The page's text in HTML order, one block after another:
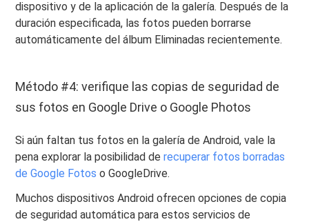
dispositivo y de la aplicación de la galería. Después de la
duración especificada, las fotos pueden borrarse
automáticamente del álbum Eliminadas recientemente.
Método #4: verifique las copias de seguridad de
sus fotos en Google Drive o Google Photos
Si aún faltan tus fotos en la galería de Android, vale la
pena explorar la posibilidad derecuperar fotos borradas
de Google Fotos o GoogleDrive.
Muchos dispositivos Android ofrecen opciones de copia
de seguridad automática para estos servicios de